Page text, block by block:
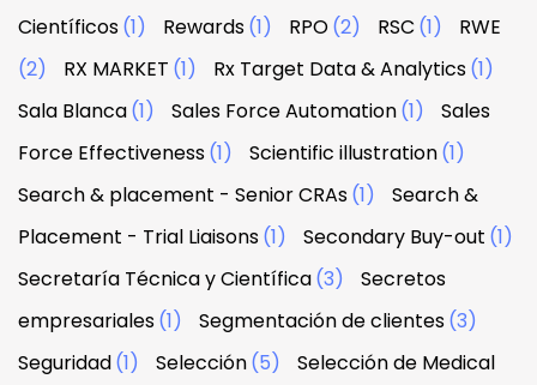
Científicos(1) Rewards(1) RPO(2) RSC (1)
RWE
(2)
RX MARKET (1) Rx Target Data & Analytics(1)
Sala Blanca(1) Sales Force Automation(1)
Sales
Force Effectiveness(1) Scientific illustration(1)
Search & placement - Senior CRAs(1)
Search &
Placement - Trial Liaisons(1) Secondary Buy-out (1)
Secretaría Técnica y Científica(3)
Secretos
empresariales(1) Segmentación de clientes(3)
Seguridad(1) Selección(5)
Selección de Medical